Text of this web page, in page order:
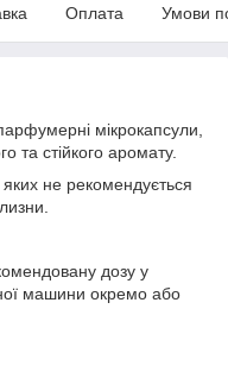
Оплата Умови
мікрокапсули,
та стійкого аромату.
не рекомендується
дозу у
машини окремо або